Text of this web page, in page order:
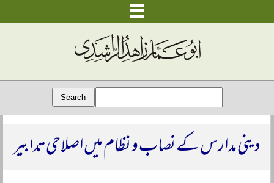
دینی مدارس کے نصاب و نظام میں اصلاحی تدابیر